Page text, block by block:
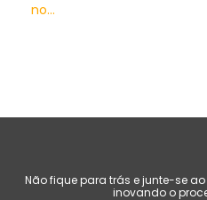
no…
Não fique para trás e junte-se
inovando o